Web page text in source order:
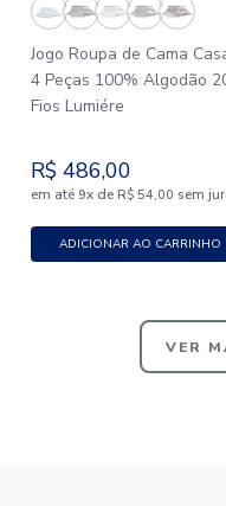
Jogo Roupa de Cama
4 Peças 100% Algodão
Fios Lumiére
R$ 486,00
em até 9x de R$ 54,00 sem
ADICIONAR AO CARRINHO
VER